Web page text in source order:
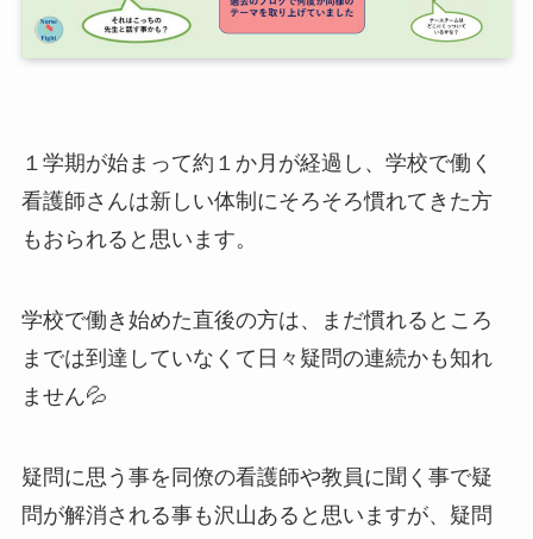
１学期が始まって約１か月が経過し、学校で働く
看護師さんは新しい体制にそろそろ慣れてきた方
もおられると思います。
学校で働き始めた直後の方は、まだ慣れるところ
までは到達していなくて日々疑問の連続かも知れ
ません💦
疑問に思う事を同僚の看護師や教員に聞く事で疑
問が解消される事も沢山あると思いますが、疑問